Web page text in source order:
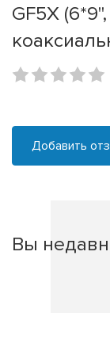
GF5X
Добавить
Вы